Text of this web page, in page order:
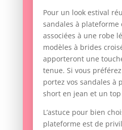
Pour un look estival
sandales à
associées à une robe
modèles à brides
apporteront une
tenue. Si vous
portez vos sandales à
short en jean et un
L’astuce pour bien
plateforme est de